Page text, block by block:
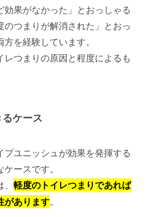
効果がなかった」とおっしゃる
のつまりが解消された」とおっ
を経験しています。
レつまりの原因と程度によるも
ケース
プユニッシュが効果を発揮する
ースです。
軽度のトイレつまりであれば
があります。